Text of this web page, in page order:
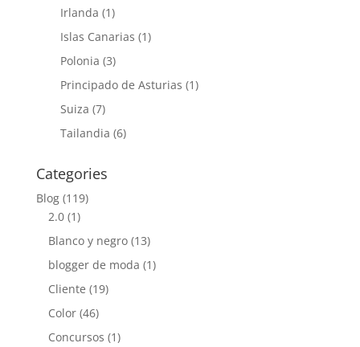
Irlanda (1)
Islas Canarias (1)
Polonia (3)
Principado de Asturias (1)
Suiza (7)
Tailandia (6)
Categories
Blog(119)
2.0(1)
Blanco y negro(13)
blogger de moda (1)
Cliente (19)
Color(46)
Concursos (1)